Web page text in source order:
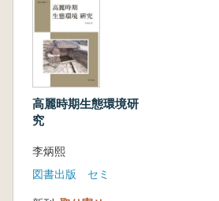
高麗時期生態環境研
究
李炳熙
図書出版 セミ